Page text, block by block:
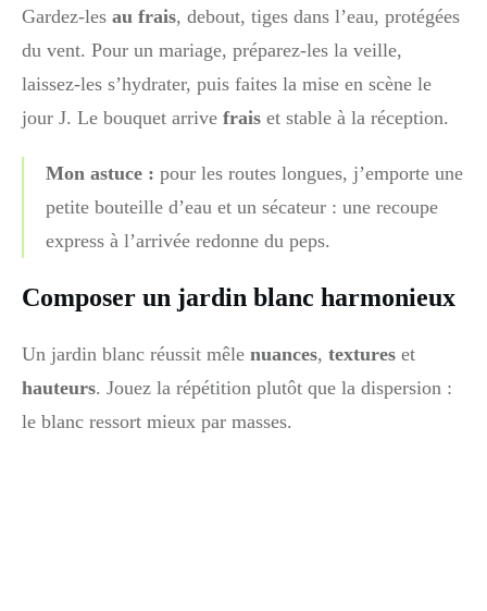
Gardez-les au frais, debout, tiges dans l’eau, protégées
du vent. Pour un mariage, préparez-les la veille,
laissez-les s’hydrater, puis faites la mise en scène le
jour J. Le bouquet arrive frais et stable à la réception.
Mon astuce : pour les routes longues, j’emporte une
petite bouteille d’eau et un sécateur : une recoupe
express à l’arrivée redonne du peps.
Composer un jardin blanc harmonieux
Un jardin blanc réussit mêle nuances, textures et
hauteurs. Jouez la répétition plutôt que la dispersion :
le blanc ressort mieux par masses.